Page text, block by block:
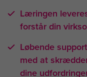
Læringen
forstår din
Løbende
med at
dine